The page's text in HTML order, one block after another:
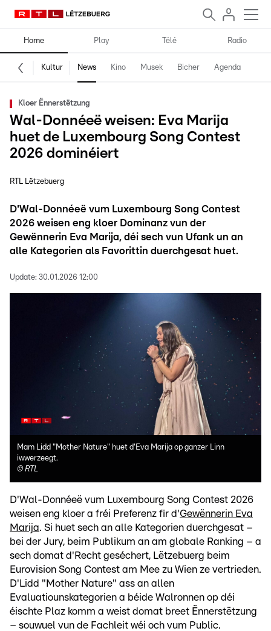
Home Play Télé Radio
Kultur News Kino Musek Bicher Agenda
Kloer Ënnerstëtzung
Wal-Donnéeë weisen: Eva Marija
huet de Luxembourg Song Contest
2026 dominéiert
RTL Lëtzebuerg
D'Wal-Donnéeë vum Luxembourg Song Contest
2026 weisen eng kloer Dominanz vun der
Gewënnerin Eva Marija, déi sech vun Ufank un an
alle Kategorien als Favorittin duerchgesat huet.
Update: 30.01.2026 12:00
Mam Lidd "Mother Nature" huet d'Eva Marija op ganzer Linn
iwwerzeegt.
© RTL
D'Wal-Donnéeë vum Luxembourg Song Contest 2026
weisen eng kloer a fréi Preferenz fir d'Gewënnerin Eva
Marija. Si huet sech an alle Kategorien duerchgesat –
bei der Jury, beim Publikum an am globale Ranking – a
sech domat d'Recht geséchert, Lëtzebuerg beim
Eurovision Song Contest am Mee zu Wien ze vertrieden.
D'Lidd "Mother Nature" ass an allen
Evaluatiounskategorien a béide Walronnen op déi
éischte Plaz komm a weist domat breet Ënnerstëtzung
– souwuel vun de Fachleit wéi och vum Public.